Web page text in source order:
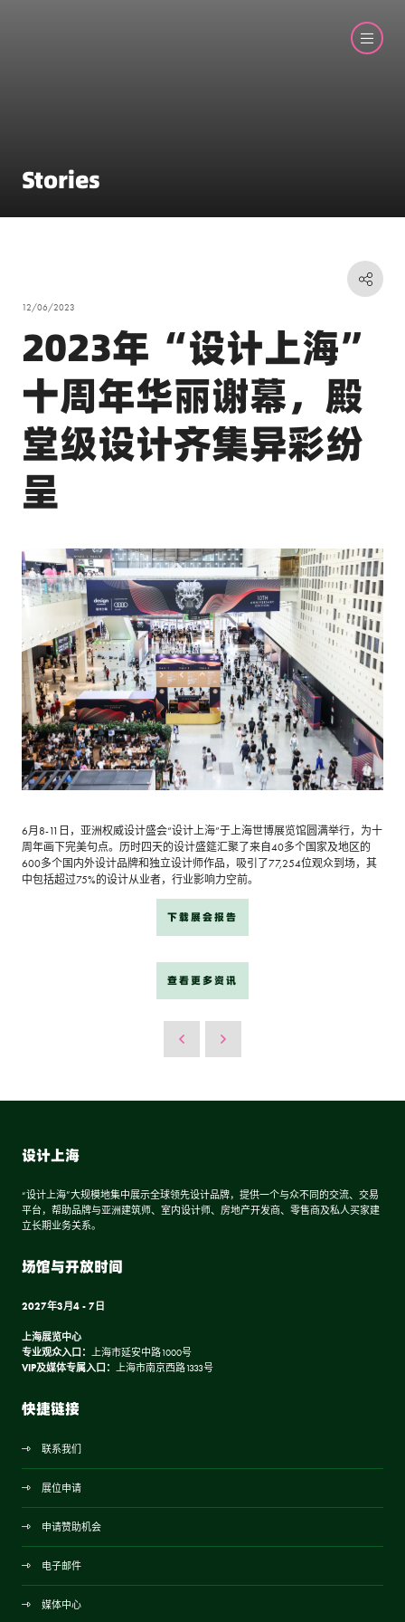
Stories
12/06/2023
2023年“设计上海”
十周年华丽谢幕，殿
堂级设计齐集异彩纷
呈
6月8-11日，亚洲权威设计盛会“设计上海”于上海世博展览馆圆满举行，为十
周年画下完美句点。历时四天的设计盛筵汇聚了来自40多个国家及地区的
600多个国内外设计品牌和独立设计师作品，吸引了77,254位观众到场，其
中包括超过75%的设计从业者，行业影响力空前。
下载展会报告
查看更多资讯
设计上海
“设计上海”大规模地集中展示全球领先设计品牌，提供一个与众不同的交流、交易
平台，帮助品牌与亚洲建筑师、室内设计师、房地产开发商、零售商及私人买家建
立长期业务关系。
场馆与开放时间
2027年3月4 - 7日
上海展览中心
专业观众入口：
上海市延安中路1000号
VIP及媒体专属入口：
上海市南京西路1333号
快捷链接
联系我们
展位申请
申请赞助机会
电子邮件
媒体中心